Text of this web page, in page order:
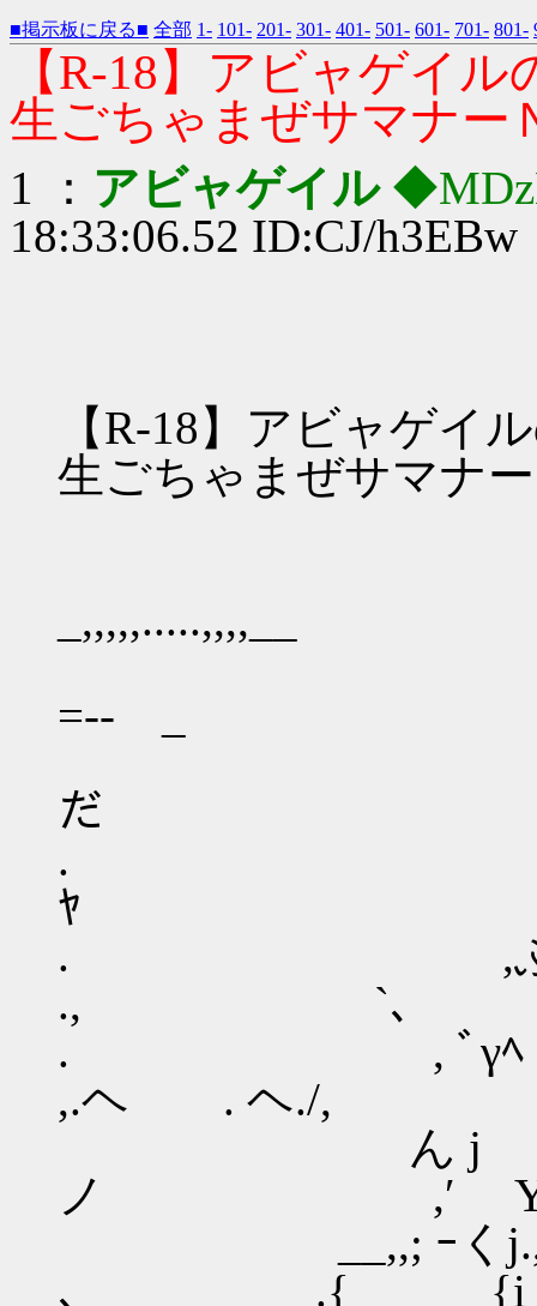
■掲示板に戻る■ 全部 1- 101- 201- 301- 401- 501- 601- 701- 801-
【R-18】アビャゲイ
生ごちゃまぜサマナー
1 ： アビャゲイル
18:33:06.52 ID:CJ/h3EBw
【R-18】アビャゲイ
生ごちゃまぜサマナ
_,,,,,.....,,,,__
=‐- _
だ ミ
. ｘf
ﾔ
. ,ふｰ=ﾐﾒ､(
., `､
. , ﾞγﾍ
,.ヘ . ヘ./,
ん j ∨{
ノ ,′
__,,; ｰく
､ .{ {i